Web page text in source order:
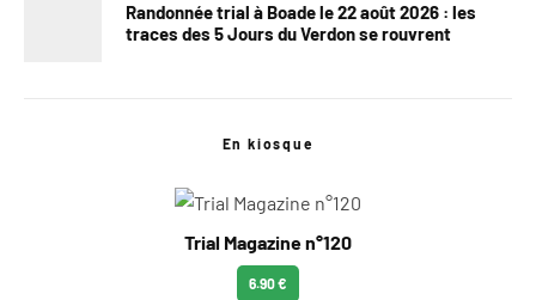
Randonnée trial à Boade le 22 août 2026 : les
traces des 5 Jours du Verdon se rouvrent
En kiosque
Trial Magazine n°120
6.90 €